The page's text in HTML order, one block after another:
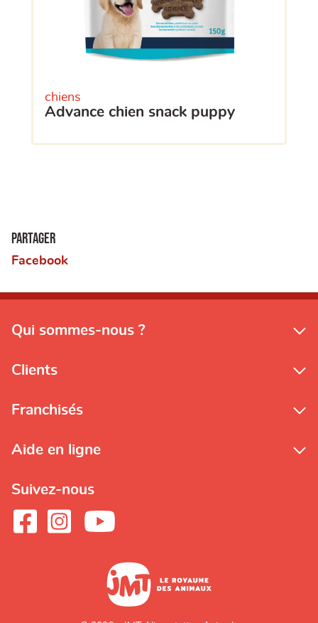
chiens
advance chien snack puppy
Partager
Facebook
Qui sommes-nous ?
Clients
Franchisés
Aide en ligne
Suivez-nous